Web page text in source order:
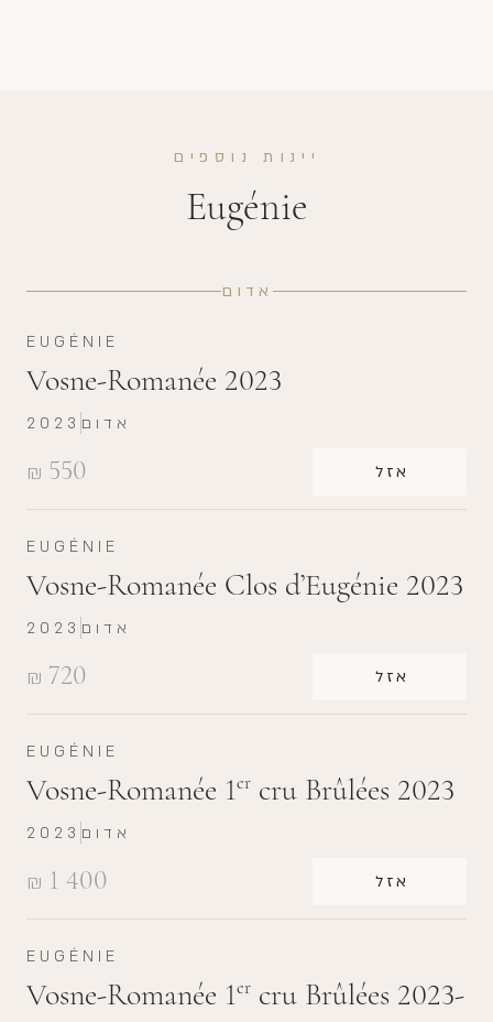
יינות נוספים
Eugénie
אדום
EUGÉNIE
Vosne-Romanée 2023
₪ 550 אזל
2023 אדום
EUGÉNIE
Vosne-Romanée Clos d’Eugénie 2023
₪ 720 אזל
2023 אדום
EUGÉNIE
Vosne-Romanée 1er cru Brûlées 2023
₪ 1 400 אזל
2023 אדום
EUGÉNIE
Vosne-Romanée 1er cru Brûlées 2023-